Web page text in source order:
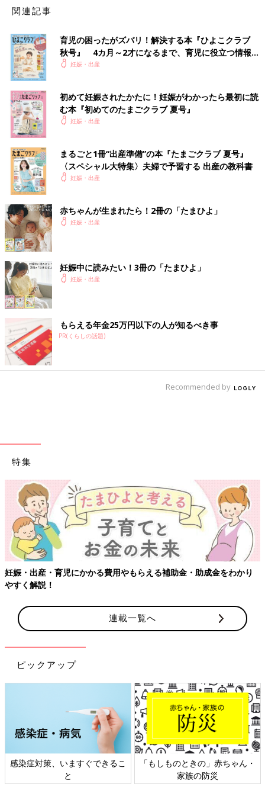
勢によってなかなか外性器が写らない場合もあり、判定が遅くな
かり修正されることもあります。
監修／丸茂レディースクリニック院長 丸茂元三先生文／たま
ごクラブ編集部
病気がわかったおなかの赤ちゃんを治療
できる時代へ。そのために大事なのは
「検査後」の体制【超音波検査の30年・
「超音波検査の30年」の後編は、おなかにいる
ちゃんの染色体疾患を調べる血液検査「新型出
生前検査（NIPT)」などについて見ていきま
す。さまざまな技術の進歩、そして進歩が作り
超音波写真は見慣れないと、何が写っているかわかりづらいも
の。超音波写真 をもらったら、家でパパに説明するためにも、そ
の場で先生に何が写っているのかを聞くといいでしょう。初めの
うちはわかりにくくても、見慣れてくるとだんだんわかるように
なります。
参考／『初めてのたまごクラブ』2024年冬号「超音波写真の見
方GUIDE」
●記事の内容は2024年11月の情報で、現在と異なる場合がありま
す。
『初めてのたまごクラブ』2025年冬号には「超音波写真の見方
GUIDE」特集があります。
『初めてのたまごクラブ』最新号はこちら！
Amazonで購入する（送料無料）
関連記事
育児の困ったがズバリ！解決する本『ひよこクラブ
秋号』 4カ月～2才になるまで、育児に役立つ情報が
いっぱい！
妊娠・出産
初めて妊娠されたかたに！妊娠がわかったら最初に読
む本『初めてのたまごクラブ 夏号』
妊娠・出産
まるごと1冊“出産準備”の本『たまごクラブ 夏号』
〈スペシャル大特集〉夫婦で予習する 出産の教科書
妊娠・出産
赤ちゃんが生まれたら！2冊の「たまひよ」
妊娠・出産
妊娠中に読みたい！3冊の「たまひよ」
妊娠・出産
もらえる年金25万円以下の人が知るべき事
PR(くらしの話題)
Recommended by
特集
り
【ワクチン接種できるものも】妊婦の感染症対策、知っておい
連載一覧へ
ピックアップ
ゃん・
日本外来小児科学会リーフレッ
六星占術 細木かおりさ